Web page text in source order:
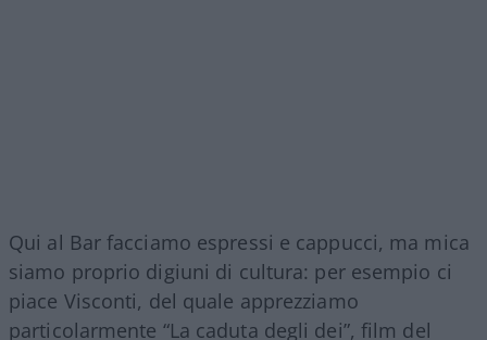
Qui al Bar facciamo espressi e cappucci, ma mica
siamo proprio digiuni di cultura: per esempio ci
piace Visconti, del quale apprezziamo
particolarmente “La caduta degli dei”, film del